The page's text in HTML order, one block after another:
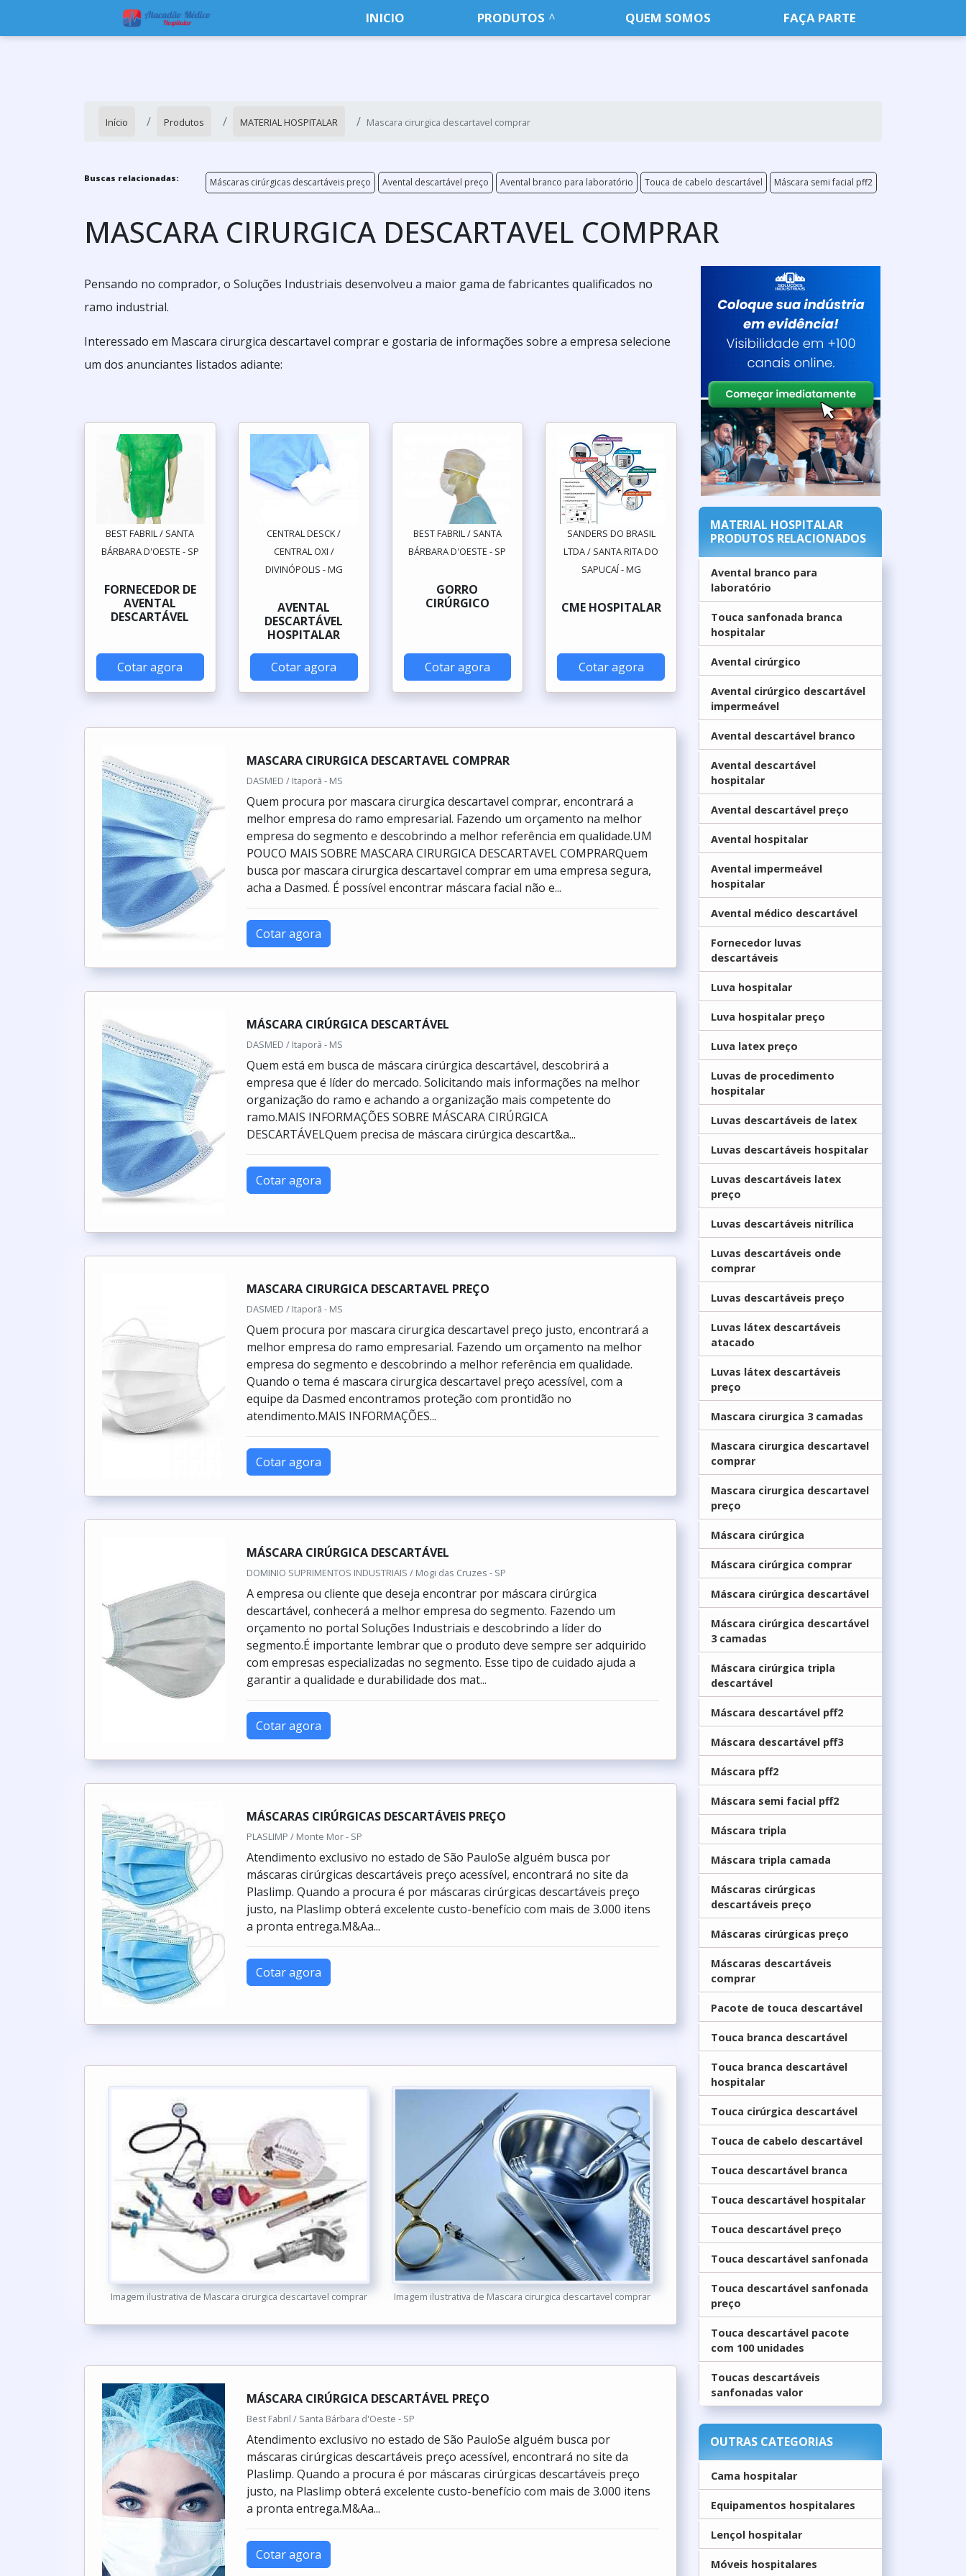
INICIO PRODUTOS QUEM SOMOS FAÇA PARTE
Início Produtos MATERIAL HOSPITALAR Mascara cirurgica descartavel comprar
Buscas relacionadas: Máscaras cirúrgicas descartáveis preço Avental descartável preço Avental branco para laboratório Touca de cabelo descartável Máscara semi facial pff2
MASCARA CIRURGICA DESCARTAVEL COMPRAR
Pensando no comprador, o Soluções Industriais desenvolveu a maior gama de fabricantes qualificados no
ramo industrial.
Interessado em Mascara cirurgica descartavel comprar e gostaria de informações sobre a empresa selecione
um dos anunciantes listados adiante:
BEST FABRIL / SANTA
BÁRBARA D'OESTE - SP
FORNECEDOR DE
AVENTAL
DESCARTÁVEL
Cotar agora
CENTRAL DESCK /
CENTRAL OXI /
DIVINÓPOLIS - MG
AVENTAL
DESCARTÁVEL
HOSPITALAR
Cotar agora
BEST FABRIL / SANTA
BÁRBARA D'OESTE - SP
GORRO
CIRÚRGICO
Cotar agora
SANDERS DO BRASIL
LTDA / SANTA RITA DO
SAPUCAÍ - MG
CME HOSPITALAR
Cotar agora
MASCARA CIRURGICA DESCARTAVEL COMPRAR
DASMED / Itaporã - MS
Quem procura por mascara cirurgica descartavel comprar, encontrará a
melhor empresa do ramo empresarial. Fazendo um orçamento na melhor
empresa do segmento e descobrindo a melhor referência em qualidade.UM
POUCO MAIS SOBRE MASCARA CIRURGICA DESCARTAVEL COMPRARQuem
busca por mascara cirurgica descartavel comprar em uma empresa segura,
acha a Dasmed. É possível encontrar máscara facial não e...
Cotar agora
MÁSCARA CIRÚRGICA DESCARTÁVEL
DASMED / Itaporã - MS
Quem está em busca de máscara cirúrgica descartável, descobrirá a
empresa que é líder do mercado. Solicitando mais informações na melhor
organização do ramo e achando a organização mais competente do
ramo.MAIS INFORMAÇÕES SOBRE MÁSCARA CIRÚRGICA
DESCARTÁVELQuem precisa de máscara cirúrgica descart&a...
Cotar agora
MASCARA CIRURGICA DESCARTAVEL PREÇO
DASMED / Itaporã - MS
Quem procura por mascara cirurgica descartavel preço justo, encontrará a
melhor empresa do ramo empresarial. Fazendo um orçamento na melhor
empresa do segmento e descobrindo a melhor referência em qualidade.
Quando o tema é mascara cirurgica descartavel preço acessível, com a
equipe da Dasmed encontramos proteção com prontidão no
atendimento.MAIS INFORMAÇÕES...
Cotar agora
MÁSCARA CIRÚRGICA DESCARTÁVEL
DOMINIO SUPRIMENTOS INDUSTRIAIS / Mogi das Cruzes - SP
A empresa ou cliente que deseja encontrar por máscara cirúrgica
descartável, conhecerá a melhor empresa do segmento. Fazendo um
orçamento no portal Soluções Industriais e descobrindo a líder do
segmento.É importante lembrar que o produto deve sempre ser adquirido
com empresas especializadas no segmento. Esse tipo de cuidado ajuda a
garantir a qualidade e durabilidade dos mat...
Cotar agora
MÁSCARAS CIRÚRGICAS DESCARTÁVEIS PREÇO
PLASLIMP / Monte Mor - SP
Atendimento exclusivo no estado de São PauloSe alguém busca por
máscaras cirúrgicas descartáveis preço acessível, encontrará no site da
Plaslimp. Quando a procura é por máscaras cirúrgicas descartáveis preço
justo, na Plaslimp obterá excelente custo-benefício com mais de 3.000 itens
a pronta entrega.M&Aa...
Cotar agora
Imagem ilustrativa de Mascara cirurgica descartavel comprar Imagem ilustrativa de Mascara cirurgica descartavel comprar
MÁSCARA CIRÚRGICA DESCARTÁVEL PREÇO
Best Fabril / Santa Bárbara d'Oeste - SP
Atendimento exclusivo no estado de São PauloSe alguém busca por
máscaras cirúrgicas descartáveis preço acessível, encontrará no site da
Plaslimp. Quando a procura é por máscaras cirúrgicas descartáveis preço
justo, na Plaslimp obterá excelente custo-benefício com mais de 3.000 itens
a pronta entrega.M&Aa...
Cotar agora
MATERIAL HOSPITALAR
PRODUTOS RELACIONADOS
Avental branco para
laboratório
Touca sanfonada branca
hospitalar
Avental cirúrgico
Avental cirúrgico descartável
impermeável
Avental descartável branco
Avental descartável
hospitalar
Avental descartável preço
Avental hospitalar
Avental impermeável
hospitalar
Avental médico descartável
Fornecedor luvas
descartáveis
Luva hospitalar
Luva hospitalar preço
Luva latex preço
Luvas de procedimento
hospitalar
Luvas descartáveis de latex
Luvas descartáveis hospitalar
Luvas descartáveis latex
preço
Luvas descartáveis nitrílica
Luvas descartáveis onde
comprar
Luvas descartáveis preço
Luvas látex descartáveis
atacado
Luvas látex descartáveis
preço
Mascara cirurgica 3 camadas
Mascara cirurgica descartavel
comprar
Mascara cirurgica descartavel
preço
Máscara cirúrgica
Máscara cirúrgica comprar
Máscara cirúrgica descartável
Máscara cirúrgica descartável
3 camadas
Máscara cirúrgica tripla
descartável
Máscara descartável pff2
Máscara descartável pff3
Máscara pff2
Máscara semi facial pff2
Máscara tripla
Máscara tripla camada
Máscaras cirúrgicas
descartáveis preço
Máscaras cirúrgicas preço
Máscaras descartáveis
comprar
Pacote de touca descartável
Touca branca descartável
Touca branca descartável
hospitalar
Touca cirúrgica descartável
Touca de cabelo descartável
Touca descartável branca
Touca descartável hospitalar
Touca descartável preço
Touca descartável sanfonada
Touca descartável sanfonada
preço
Touca descartável pacote
com 100 unidades
Toucas descartáveis
sanfonadas valor
OUTRAS CATEGORIAS
Cama hospitalar
Equipamentos hospitalares
Lençol hospitalar
Móveis hospitalares